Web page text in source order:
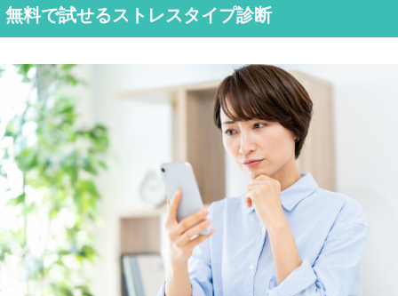
無料で試せるストレスタイプ診断